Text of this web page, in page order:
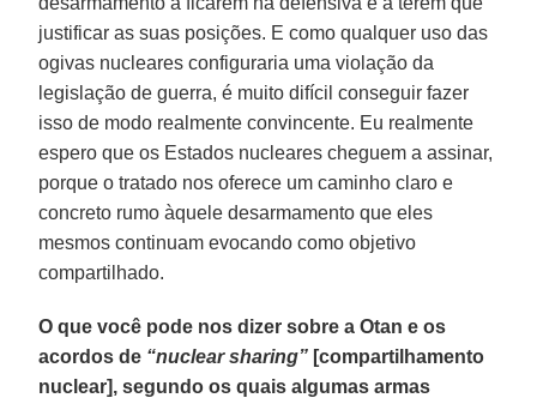
justificar as suas posições. E como qualquer uso das
ogivas nucleares configuraria uma violação da
legislação de guerra, é muito difícil conseguir fazer
isso de modo realmente convincente. Eu realmente
espero que os Estados nucleares cheguem a assinar,
porque o tratado nos oferece um caminho claro e
concreto rumo àquele desarmamento que eles
mesmos continuam evocando como objetivo
compartilhado.
O que você pode nos dizer sobre a Otan e os
acordos de “nuclear sharing” [compartilhamento
nuclear], segundo os quais algumas armas